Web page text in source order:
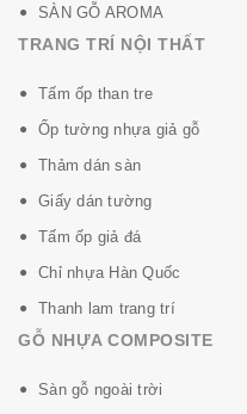
Thương hiệu
Kích thước
Công nghệ
Ưu điểm sàn nhựa Mega:
- Kháng nước 100%
- Lắp đặt dễ dàng, nhanh
SÀN GỖ AROMA
TRANG TRÍ NỘI THẤT
Tấm ốp than tre
Ốp tường nhựa giả gỗ
Thảm dán sàn
Giấy dán tường
Tấm ốp giả đá
Chỉ nhựa Hàn Quốc
Thanh lam trang trí
GỖ NHỰA COMPOSITE
Sàn gỗ ngoài trời